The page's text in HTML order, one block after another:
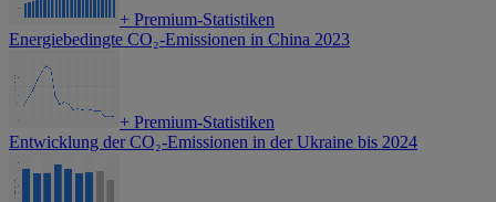
+ Premium-Statistiken
Energiebedingte CO₂-Emissionen in China 2023
+ Premium-Statistiken
Entwicklung der CO₂-Emissionen in der Ukraine bis 2024